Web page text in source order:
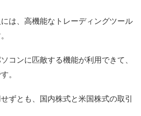
は、高機能なトレーディングツール
コンに匹敵する機能が利用できて、
。
ずとも、国内株式と米国株式の取引